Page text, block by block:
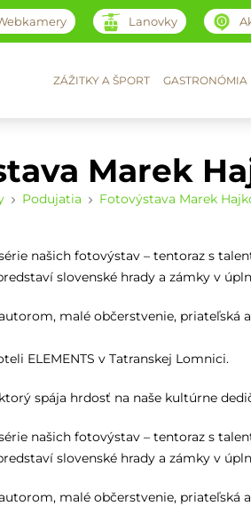
Lanovky
ZÁŽITKY A ŠPORT GASTRONÓMIA
Marek
Podujatia Fotovýstava Marek
našich fotovýstav – tentoraz s
slovenské hrady a zámky v
autorom, malé občerstvenie,
ELEMENTS v Tatranskej Lomnici.
spája hrdosť na naše kultúrne
našich fotovýstav – tentoraz s
slovenské hrady a zámky v
autorom, malé občerstvenie,